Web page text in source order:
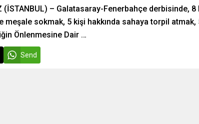
(İSTANBUL) – Galatasaray-Fenerbahçe derbisinde, 8
meşale sokmak, 5 kişi hakkında sahaya torpil atmak,
Önlenmesine Dair …
Send